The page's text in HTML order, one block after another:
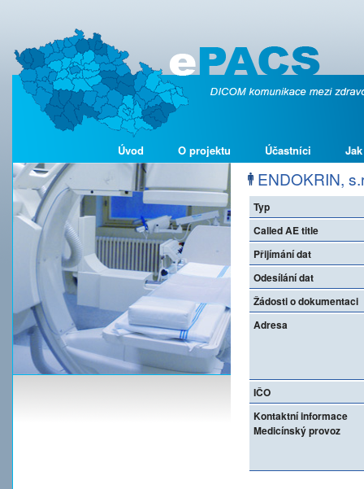
Úvod O projektu Účastníci
ENDOKRIN,
Typ
Called AE title
Přijímání dat
Odesílání dat
Žádosti o dokumentaci
Adresa
IČO
Kontaktní informace
Medicínský provoz